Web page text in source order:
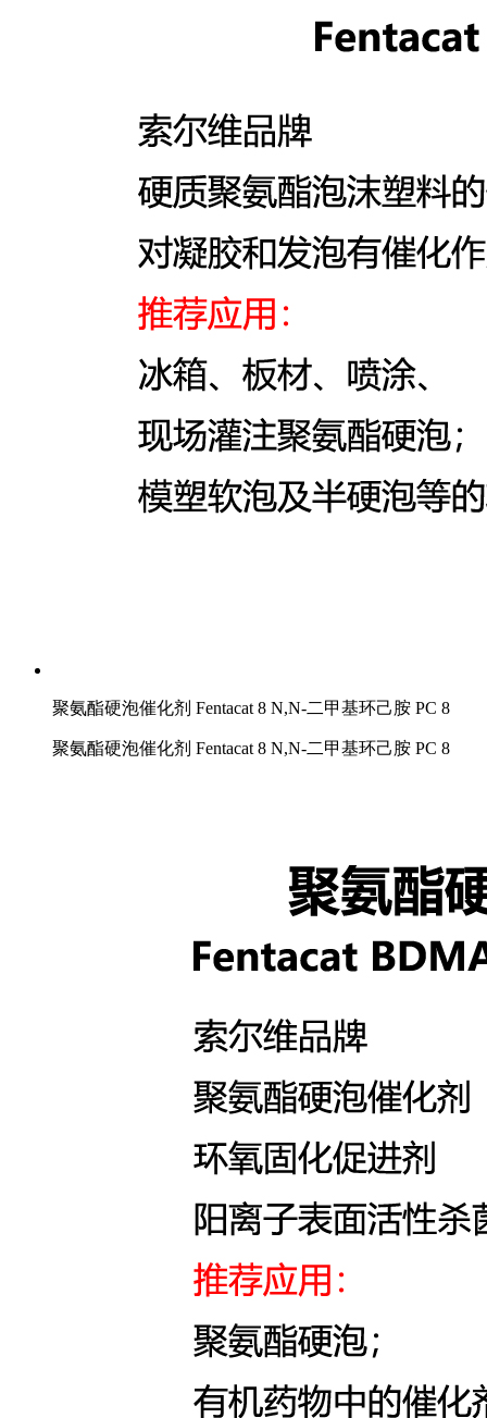
聚氨酯硬泡催化剂 Fentacat 8 N,N-二甲基环己胺 PC 8
聚氨酯硬泡催化剂 Fentacat 8 N,N-二甲基环己胺 PC 8